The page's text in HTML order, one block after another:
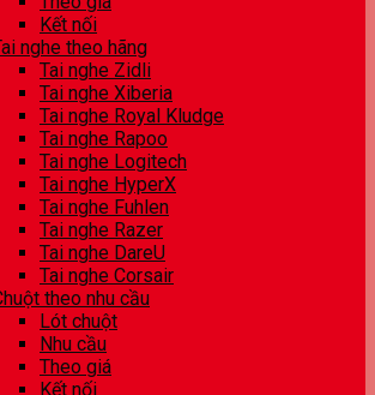
Kết nối
nghe theo hãng
Tai nghe Zidli
Tai nghe Xiberia
Tai nghe Royal Kludge
Tai nghe Rapoo
Tai nghe Logitech
Tai nghe HyperX
Tai nghe Fuhlen
Tai nghe Razer
Tai nghe DareU
Tai nghe Corsair
theo nhu cầu
Lót chuột
Nhu cầu
Theo giá
Kết nối